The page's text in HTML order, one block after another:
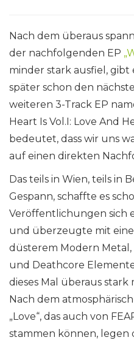
Nach dem überaus
der nachfolgenden EP
minder stark ausfiel, gibt
später schon den
weiteren 3-Track EP
Heart Is Vol.I: Love And
bedeutet, dass wir uns
auf einen direkten
Das teils in Wien, teils in
Gespann, schaffte es
Veröffentlichungen sich
und überzeugte mit
düsterem Modern Metal,
und Deathcore
dieses Mal überaus
Nach dem
„Love“, das auch von
stammen können, legen